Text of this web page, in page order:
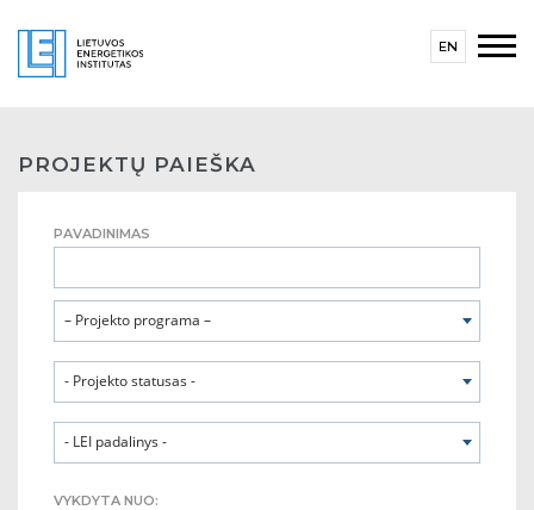
EN
PROJEKTŲ PAIEŠKA
PAVADINIMAS
– Projekto programa –
- Projekto statusas -
- LEI padalinys -
VYKDYTA NUO: